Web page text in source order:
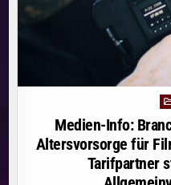
Medien-Info:
Altersvorsorge für
Tarifpartner